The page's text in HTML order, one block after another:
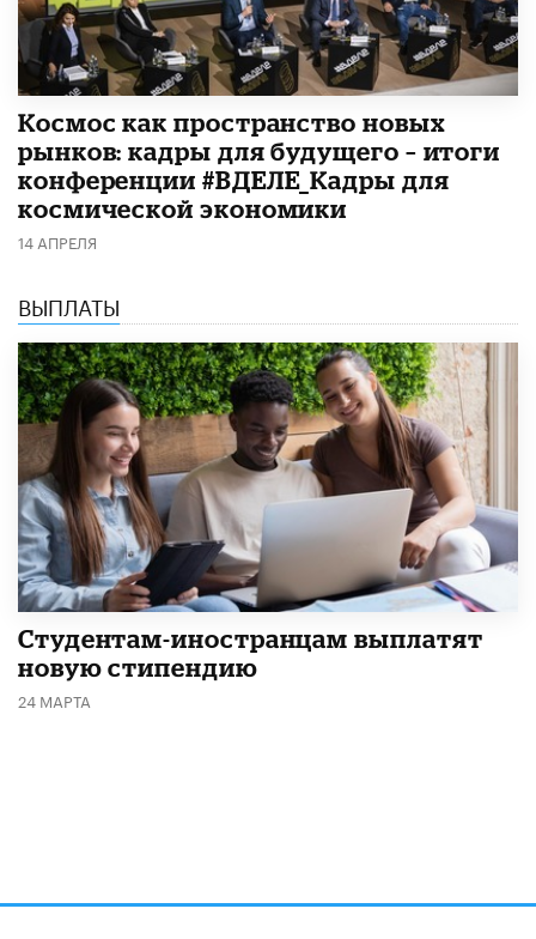
Космос как пространство новых
рынков: кадры для будущего – итоги
конференции #ВДЕЛЕ_Кадры для
космической экономики
14 АПРЕЛЯ
ВЫПЛАТЫ
Студентам-иностранцам выплатят
новую стипендию
24 МАРТА